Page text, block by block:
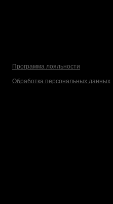
Программа лояльности
Обработка персональных данных